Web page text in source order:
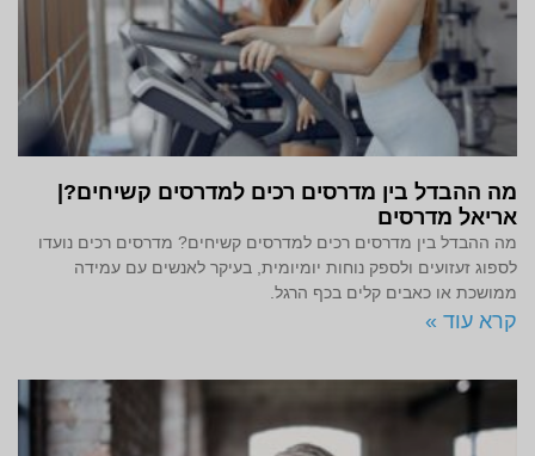
מה ההבדל בין מדרסים רכים למדרסים קשיחים?|
אריאל מדרסים
מה ההבדל בין מדרסים רכים למדרסים קשיחים? מדרסים רכים נועדו
לספוג זעזועים ולספק נוחות יומיומית, בעיקר לאנשים עם עמידה
ממושכת או כאבים קלים בכף הרגל.
קרא עוד »